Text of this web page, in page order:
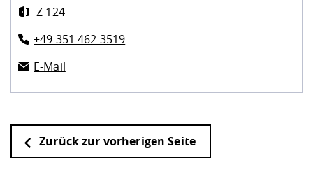
Z 124
+49 351 462 3519
E-Mail
Zurück zur vorherigen Seite